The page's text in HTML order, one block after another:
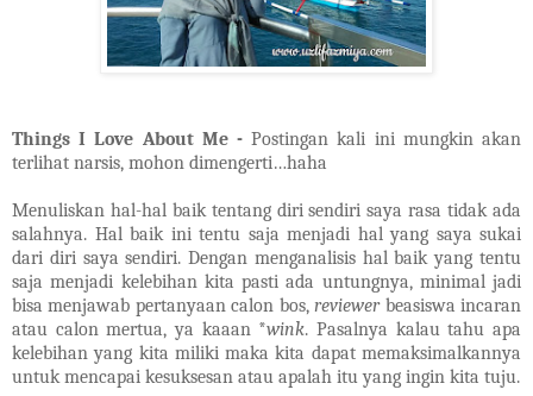
Things I Love About Me - Postingan kali ini mungkin akan
terlihat narsis, mohon dimengerti…haha
Menuliskan hal-hal baik tentang diri sendiri saya rasa tidak ada
salahnya. Hal baik ini tentu saja menjadi hal yang saya sukai
dari diri saya sendiri. Dengan menganalisis hal baik yang tentu
saja menjadi kelebihan kita pasti ada untungnya, minimal jadi
bisa menjawab pertanyaan calon bos,reviewerbeasiswa incaran
atau calon mertua, ya kaaan *wink. Pasalnya kalau tahu apa
kelebihan yang kita miliki maka kita dapat memaksimalkannya
untuk mencapai kesuksesan atau apalah itu yang ingin kita tuju.